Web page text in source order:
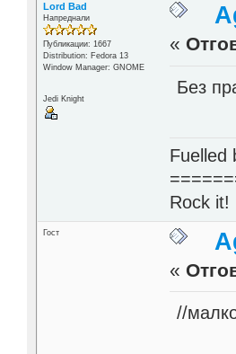
Lord Bad
Напреднали
Публикации: 1667
Distribution: Fedora 13
Window Manager: GNOME
Jedi Knight
«
Без
Fuelled
Rock it!
Гост
«
//